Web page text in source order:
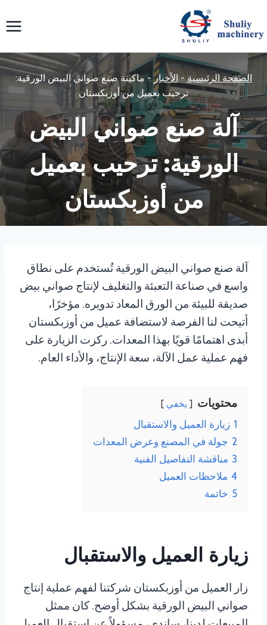
إلى
المحتوى
الصفحة الرئيسية-الأخبار-ماكينة صنع صواني البيض الورقية:
ترحيب بعميل من أوزبكستان
آلة صنع صواني البيض
الورقية: ترحيب بعميل
من أوزبكستان
آلة صنع صواني البيض الورقية تُستخدم على نطاق
واسع في صناعة التعبئة والتغليف لإنتاج صواني بيض
صديقة للبيئة من الورق المعاد تدويره. مؤخرًا،
أتيحت لنا الفرصة لاستضافة عميل من أوزبكستان
أبدى اهتمامًا قويًا بهذا المعدات. ركزت الزيارة على
فهم عملية عمل الآلة، سعة الإنتاج، والأداء العام.
محتويات يخفي
1 زيارة العميل والاستقبال
2 جولة في المصنع وعرض المعدات
3 مناقشة التفاصيل الفنية
4 ملاحظات العميل
5 خاتمة
زيارة العميل والاستقبال
زار العميل من أوزبكستان شركتنا لفهم عملية إنتاج
صواني البيض الورقية بشكل أوضح. كان ممثل